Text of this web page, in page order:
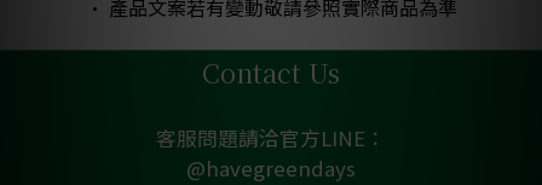
• 產品文案若有變動敬請參照實際商品為準
Contact Us
客服問題請洽官方LINE：
@havegreendays